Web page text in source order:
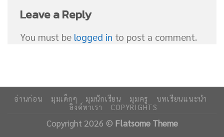
Leave a Reply
You must be logged in to post a comment.
อ่านก่อน มุมเด็กๆ มุมนักเรียน มุมครู
บทเรียนแนะนำ
ลิงค์หาเรา
COPYRIGHTS
Copyright 2026 © Flatsome Theme